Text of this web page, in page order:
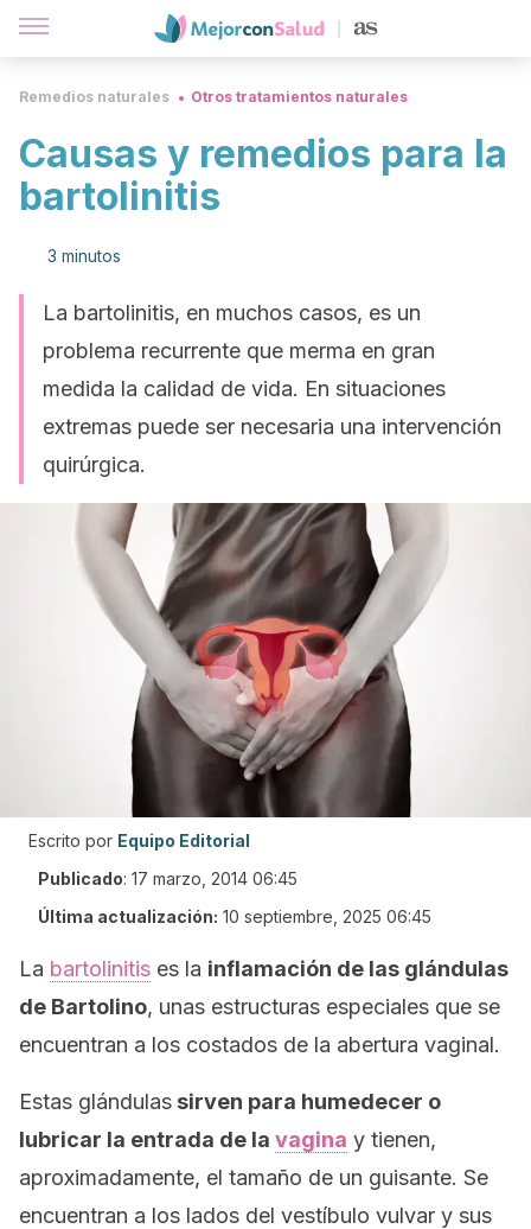
Remedios naturales Otros tratamientos naturales
Causas y remedios para la
bartolinitis
3 minutos
La bartolinitis, en muchos casos, es un
problema recurrente que merma en gran
medida la calidad de vida. En situaciones
extremas puede ser necesaria una intervención
quirúrgica.
Escrito por Equipo Editorial
Publicado: 17 marzo, 2014 06:45
Última actualización: 10 septiembre, 2025 06:45
La bartolinitis es la inflamación de las glándulas
de Bartolino, unas estructuras especiales que se
encuentran a los costados de la abertura vaginal.
Estas glándulas sirven para humedecer o
lubricar la entrada de la vagina y tienen,
aproximadamente, el tamaño de un guisante. Se
encuentran a los lados del vestíbulo vulvar y sus